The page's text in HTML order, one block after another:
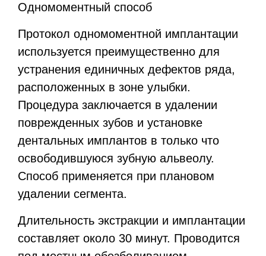
Одномоментный способ
Протокол одномоментной имплантации
используется преимущественно для
устранения единичных дефектов ряда,
расположенных в зоне улыбки.
Процедура заключается в удалении
поврежденных зубов и установке
дентальных имплантов в только что
освободившуюся зубную альвеолу.
Способ применяется при плановом
удалении сегмента.
Длительность экстракции и имплантации
составляет около 30 минут. Проводится